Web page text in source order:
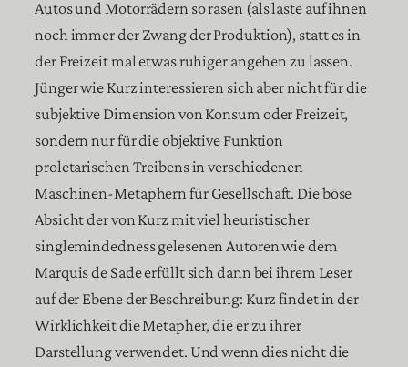
Autos und Motorrädern so rasen (als laste auf ihnen
noch immer der Zwang der Produktion), statt es in
der Freizeit mal etwas ruhiger angehen zu lassen.
Jünger wie Kurz interessieren sich aber nicht für die
subjektive Dimension von Konsum oder Freizeit,
sondern nur für die objektive Funktion
proletarischen Treibens in verschiedenen
Maschinen-Metaphern für Gesellschaft. Die böse
Absicht der von Kurz mit viel heuristischer
singlemindedness gelesenen Autoren wie dem
Marquis de Sade erfüllt sich dann bei ihrem Leser
auf der Ebene der Beschreibung: Kurz findet in der
Wirklichkeit die Metapher, die er zu ihrer
Darstellung verwendet. Und wenn dies nicht die